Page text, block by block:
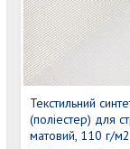
Текстильний
(поліестер) для
матовий, 110 г/